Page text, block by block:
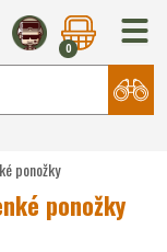
0
ponožky
ponožky